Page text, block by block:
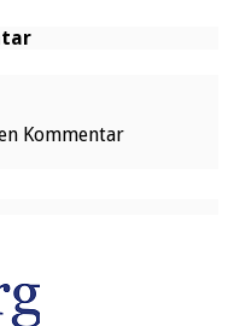
Kommentar